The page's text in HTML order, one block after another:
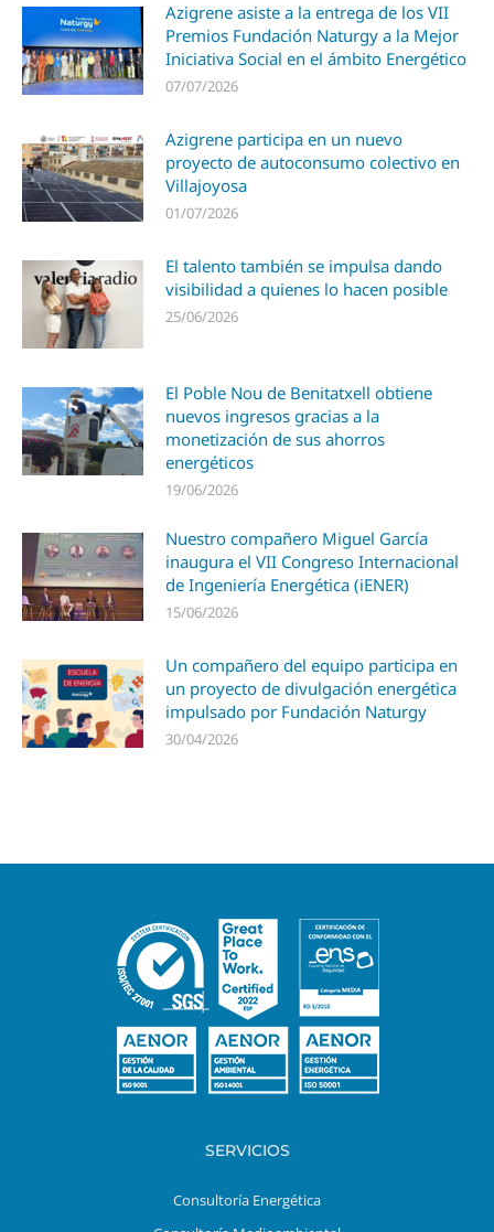
Azigrene asiste a la entrega de los VII
Premios Fundación Naturgy a la Mejor
Iniciativa Social en el ámbito Energético
07/07/2026
Azigrene participa en un nuevo
proyecto de autoconsumo colectivo en
Villajoyosa
01/07/2026
El talento también se impulsa dando
visibilidad a quienes lo hacen posible
25/06/2026
El Poble Nou de Benitatxell obtiene
nuevos ingresos gracias a la
monetización de sus ahorros
energéticos
19/06/2026
Nuestro compañero Miguel García
inaugura el VII Congreso Internacional
de Ingeniería Energética (iENER)
15/06/2026
Un compañero del equipo participa en
un proyecto de divulgación energética
impulsado por Fundación Naturgy
30/04/2026
SERVICIOS
Consultoría Energética